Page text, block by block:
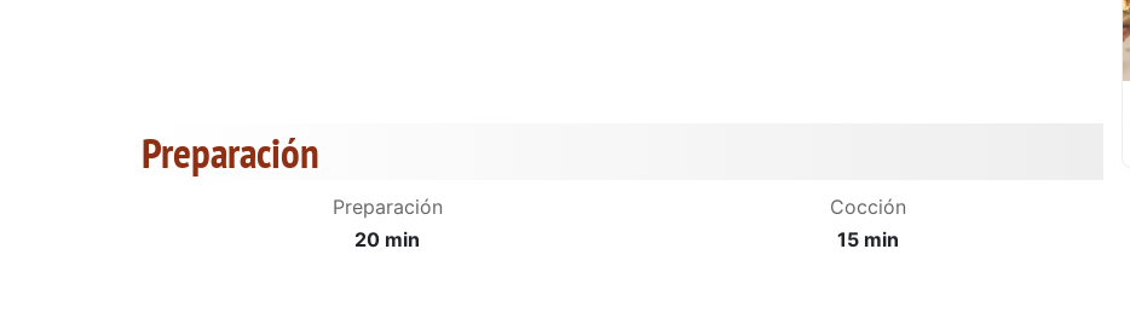
Preparación
Preparación
20 min
Cocción
15 min